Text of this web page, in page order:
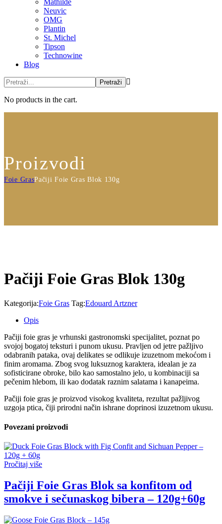
Mathilde
Neuvic
OMG
Plantin
St. Michel
Tipson
Technowine
Blog
No products in the cart.
Proizvodi
Foie GrasPačiji Foie Gras Blok 130g
Pačiji Foie Gras Blok 130g
Kategorija:Foie Gras Tag:Edouard Artzner
Opis
Pačiji foie gras je vrhunski gastronomski specijalitet, poznat po
svojoj bogatoj teksturi i punom ukusu. Pravljen od jetre pažljivo
odabranih pataka, ovaj delikates se odlikuje izuzetnom mekoćom i
finim aromama. Zbog svog luksuznog karaktera, idealan je za
sofisticirane obroke, bilo kao samostalno jelo, u kombinaciji sa
pečenim hlebom, ili kao dodatak raznim salatama i kanapeima.
Pačiji foie gras je proizvod visokog kvaliteta, rezultat pažljivog
uzgoja ptica, čiji prirodni način ishrane doprinosi izuzetnom ukusu.
Povezani proizvodi
Pročitaj više
Pačiji Foie Gras Blok sa konfitom od
smokve i sečunaskog bibera – 120g+60g